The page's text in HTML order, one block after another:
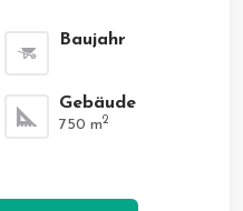
Baujahr
Gebäude
750 m2